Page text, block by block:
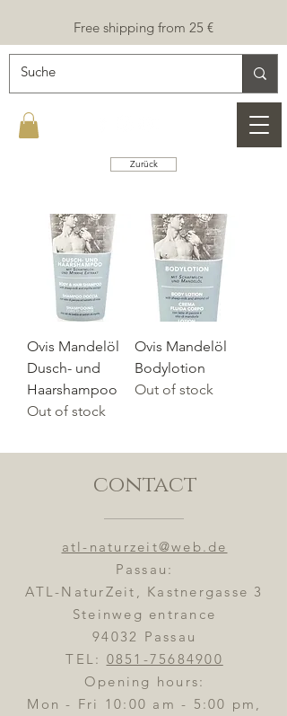
Free shipping from 25 €
Zurück
Ovis Mandelöl
Dusch- und
Haarshampoo
Out of stock
Ovis Mandelöl
Bodylotion
Out of stock
contact
atl-naturzeit@web.de
Passau:
ATL-NaturZeit, Kastnergasse 3
Steinweg entrance
94032 Passau
TEL: 0851-75684900
Opening hours:
Mon - Fri 10:00 am - 5:00 pm,